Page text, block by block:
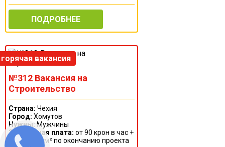
ПОДРОБНЕЕ
№312 Вакансия на
Строительство
Страна: Чехия
Город: Хомутов
Нужны: Мужчины
Заработная плата: от 90 крон в час +
премия за м² по окончанию проекта